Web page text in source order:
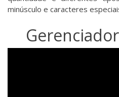
minúsculo e caracteres